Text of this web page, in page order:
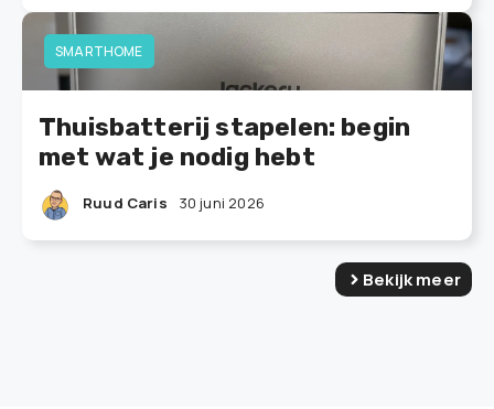
SMARTHOME
Thuisbatterij stapelen: begin
met wat je nodig hebt
Ruud Caris 30 juni 2026
Bekijk meer